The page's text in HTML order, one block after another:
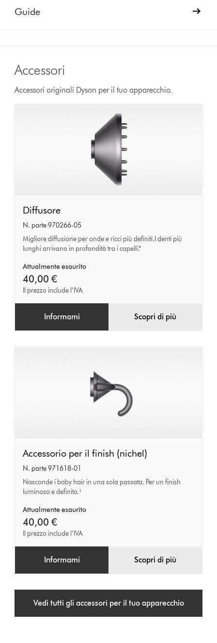
Guide
Accessori
Accessori originali Dyson per il tuo apparecchio.
Diffusore
Diffusore
N. parte 970266-05
Migliore diffusione per onde e ricci più definiti.I denti più
lunghi arrivano in profondità tra i capelli.*
Attualmente esaurito
40,00 €
Il prezzo include l’IVA
Informami Scopri di più
Accessorio
per
il
finish
(nichel)
Accessorio per il finish (nichel)
N. parte 971618-01
Nasconde i baby hair in una sola passata. Per un finish
luminoso e definito.¹
Attualmente esaurito
40,00 €
Il prezzo include l’IVA
Informami Scopri di più
Vedi tutti gli accessori per il tuo apparecchio